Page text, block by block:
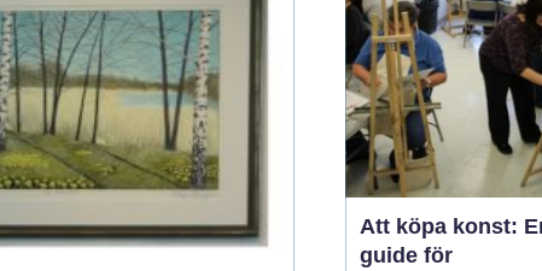
Ahlberg är ...
Att köpa konst:
guide för